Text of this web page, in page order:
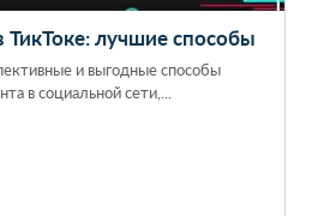
ТикТоке: лучшие способы
и выгодные способы
в социальной сети,...